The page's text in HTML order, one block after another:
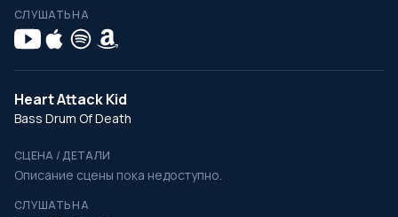
СЛУШАТЬ НА
Heart Attack Kid
Bass Drum Of Death
СЦЕНА / ДЕТАЛИ
Описание сцены пока недоступно.
СЛУШАТЬ НА